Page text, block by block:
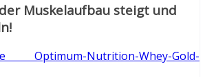
Muskelaufbau steigt und